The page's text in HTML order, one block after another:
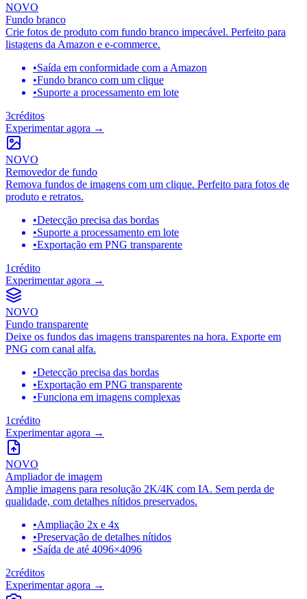
NOVO
Fundo branco
Crie fotos de produto com fundo branco impecável. Perfeito para
listagens da Amazon e e-commerce.
•Saída em conformidade com a Amazon
•Fundo branco com um clique
•Suporte a processamento em lote
3créditos
Experimentar agora →
NOVO
Removedor de fundo
Remova fundos de imagens com um clique. Perfeito para fotos de
produto e retratos.
•Detecção precisa das bordas
•Suporte a processamento em lote
•Exportação em PNG transparente
1crédito
Experimentar agora →
NOVO
Fundo transparente
Deixe os fundos das imagens transparentes na hora. Exporte em
PNG com canal alfa.
•Detecção precisa das bordas
•Exportação em PNG transparente
•Funciona em imagens complexas
1crédito
Experimentar agora →
NOVO
Ampliador de imagem
Amplie imagens para resolução 2K/4K com IA. Sem perda de
qualidade, com detalhes nítidos preservados.
•Ampliação 2x e 4x
•Preservação de detalhes nítidos
•Saída de até 4096×4096
2créditos
Experimentar agora →